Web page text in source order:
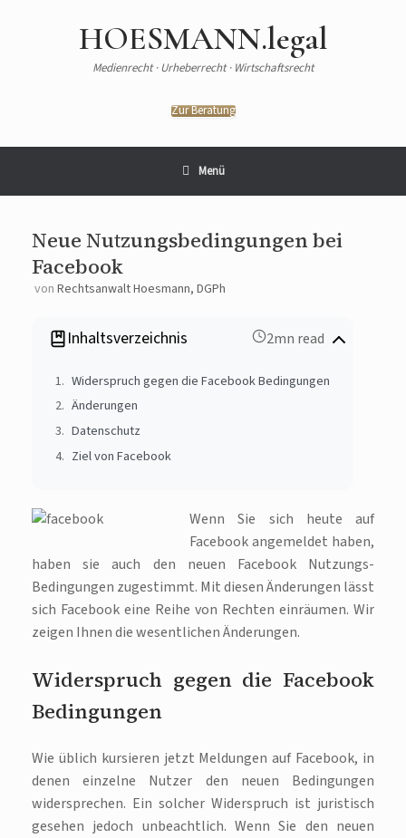
HOESMANN.legal
Medienrecht · Urheberrecht · Wirtschaftsrecht
Zur Beratung
Menü
Neue Nutzungsbedingungen bei
Facebook
von Rechtsanwalt Hoesmann, DGPh
Inhaltsverzeichnis 2mn read
Widerspruch gegen die Facebook Bedingungen
Änderungen
Datenschutz
Ziel von Facebook
Wenn Sie sich heute auf
Facebook angemeldet haben,
haben sie auch den neuen Facebook Nutzungs-
Bedingungen zugestimmt. Mit diesen Änderungen lässt
sich Facebook eine Reihe von Rechten einräumen. Wir
zeigen Ihnen die wesentlichen Änderungen.
Widerspruch gegen die Facebook
Bedingungen
Wie üblich kursieren jetzt Meldungen auf Facebook, in
denen einzelne Nutzer den neuen Bedingungen
widersprechen. Ein solcher Widerspruch ist juristisch
gesehen jedoch unbeachtlich. Wenn Sie den neuen